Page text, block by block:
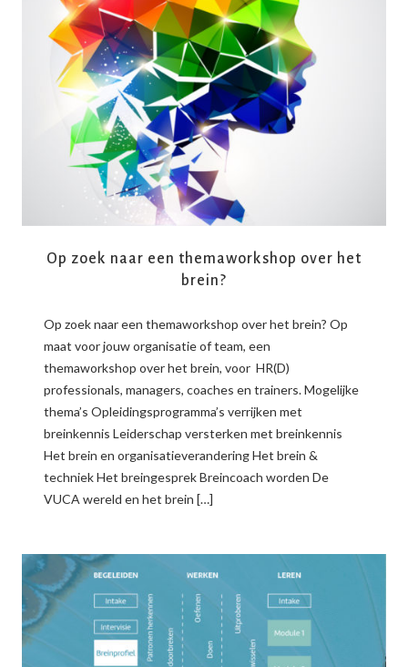
READ MORE
Op zoek naar een themaworkshop over het
brein?
Op zoek naar een themaworkshop over het brein? Op
maat voor jouw organisatie of team, een
themaworkshop over het brein, voor HR(D)
professionals, managers, coaches en trainers. Mogelijke
thema’s Opleidingsprogramma’s verrijken met
breinkennis Leiderschap versterken met breinkennis
Het brein en organisatieverandering Het brein &
techniek Het breingesprek Breincoach worden De
VUCA wereld en het brein […]